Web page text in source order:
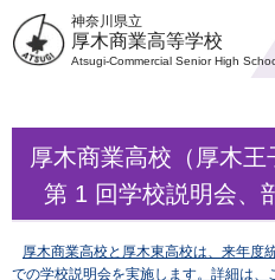
神奈川県立
厚木商業高等学校
Atsugi-Commercial Senior High
厚木商業高校（
第 1 回学校説明会、
厚木商業高校と厚木東高校は、来年度
での学校説明会を実施します。詳細は、